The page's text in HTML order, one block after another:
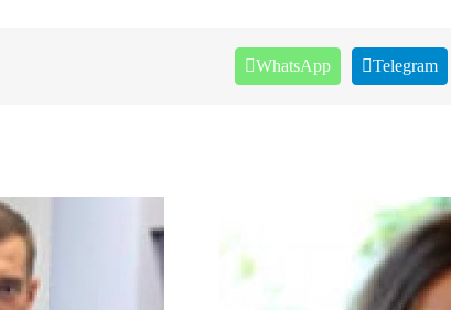
WhatsApp Telegram